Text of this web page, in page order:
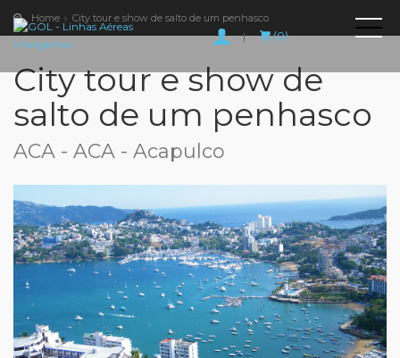
| (0)
Home City tour e show de salto de um penhasco
City tour e show de
salto de um penhasco
ACA - ACA - Acapulco